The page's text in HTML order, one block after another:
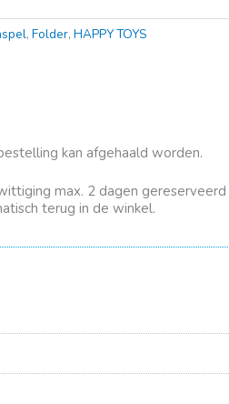
, Folder, HAPPY TOYS
kan afgehaald worden.
max. 2 dagen
terug in de winkel.